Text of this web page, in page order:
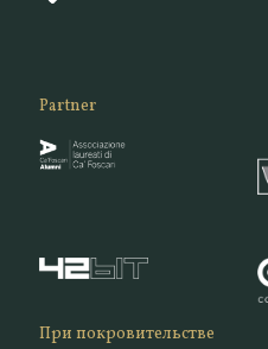
Partner
При покровительстве